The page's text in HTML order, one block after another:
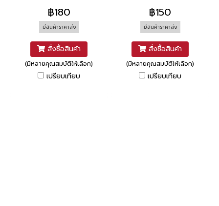
฿180
มีสินค้าราคาส่ง
สั่งซื้อสินค้า
(มีหลายคุณสมบัติให้เลือก)
เปรียบเทียบ
฿150
มีสินค้าราคาส่ง
สั่งซื้อสินค้า
(มีหลายคุณสมบัติให้เลือก)
เปรียบเทียบ